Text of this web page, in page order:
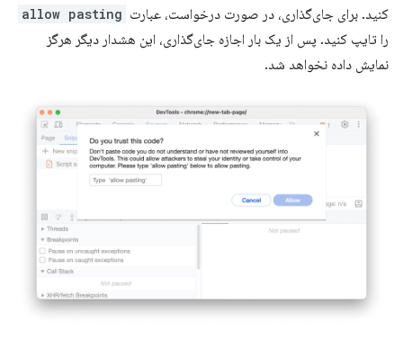
کنید. برای جای‌گذاری، در صورت درخواست، عبارت allow pasting
را تایپ کنید. پس از یک بار اجازه جای‌گذاری، این هشدار دیگر هرگز
نمایش داده نخواهد شد.